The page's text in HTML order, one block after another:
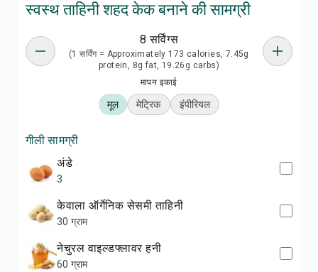
स्वस्थ ताहिनी शहद केक बनाने की सामग्री
8 सर्विंग्स
(1 सर्विंग = Approximately 173 calories, 7.45g
protein, 8g fat, 19.26g carbs)
मापन इकाई
मूल मेट्रिक इंपीरियल
गीली सामग्री
अंडे
3
केवाला ऑर्गेनिक सेसमी ताहिनी
30 ग्राम
नेचुरल वाइल्डफ्लावर हनी
60 ग्राम